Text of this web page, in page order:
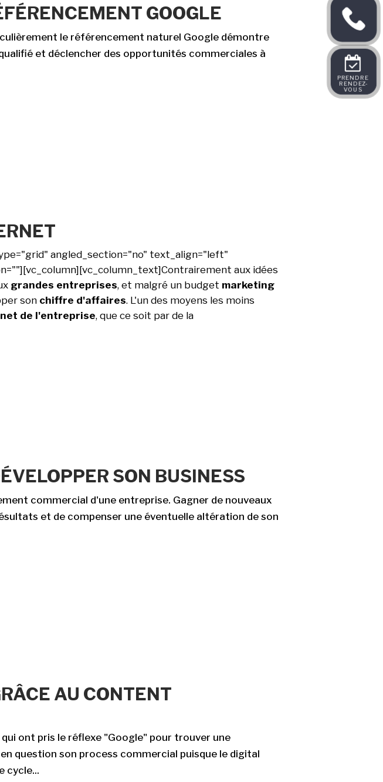
GOOGLE
le référencement naturel Google démontre
et déclencher des opportunités commerciales à
angled_section="no" text_align="left"
aux idées
grandes entreprises, et malgré un budget marketing
son chiffre d'affaires. L'un des moyens les moins
de l'entreprise, que ce soit par de la
SON BUSINESS
commercial d'une entreprise. Gagner de nouveaux
et de compenser une éventuelle altération de son
AU CONTENT
ont pris le réflexe "Google" pour trouver une
question son process commercial puisque le digital
cycle...
PRENDRE
RENDEZ-
VOUS